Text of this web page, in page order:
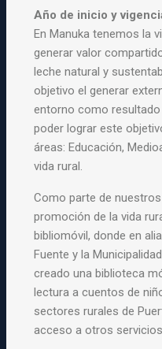
Año de inicio y
En Manuka tenemos la
generar valor
leche natural y
objetivo el generar
entorno como
poder lograr este
áreas: Educación,
vida rural.
Como parte de
promoción de la vida
bibliomóvil, donde en
Fuente y la
creado una biblioteca
lectura a cuentos de
sectores rurales de
acceso a otros